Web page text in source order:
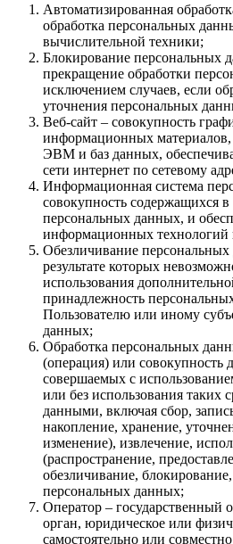
Автоматизированная
обработка персональных
вычислительной техники;
Блокирование персональных
прекращение обработки
исключением случаев, если
уточнения персональных
Веб-сайт – совокупность
информационных
ЭВМ и баз данных,
сети интернет по сетевому
Информационная система
совокупность содержащихся
персональных данных, и
информационных технологий
Обезличивание
результате которых
использования
принадлежность
Пользователю или иному
данных;
Обработка персональных
(операция) или совокупность
совершаемых с
или без использования таких
данными, включая сбор,
накопление, хранение,
изменение), извлечение,
(распространение,
обезличивание,
персональных данных;
Оператор – государственный
орган, юридическое или
самостоятельно или